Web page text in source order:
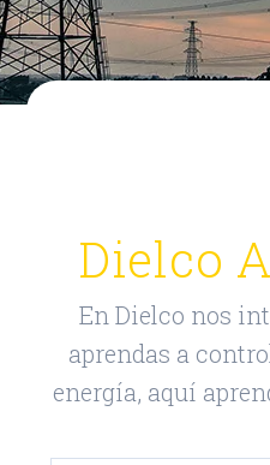
Dielco
En Dielco nos
aprendas a
energía, aquí